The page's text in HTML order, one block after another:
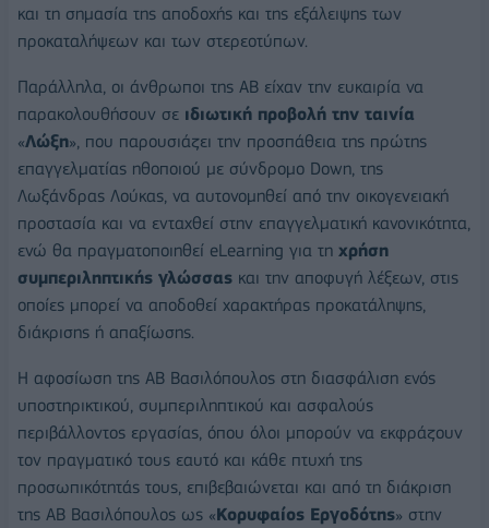
και τη σημασία της αποδοχής και της εξάλειψης των
προκαταλήψεων και των στερεοτύπων.
Παράλληλα, οι άνθρωποι της ΑΒ είχαν την ευκαιρία να
παρακολουθήσουν σε ιδιωτική προβολή την ταινία
«Λώξη», που παρουσιάζει την προσπάθεια της πρώτης
επαγγελματίας ηθοποιού με σύνδρομο Down, της
Λωξάνδρας Λούκας, να αυτονομηθεί από την οικογενειακή
προστασία και να ενταχθεί στην επαγγελματική κανονικότητα,
ενώ θα πραγματοποιηθεί eLearning για τη χρήση
συμπεριληπτικής γλώσσας και την αποφυγή λέξεων, στις
οποίες μπορεί να αποδοθεί χαρακτήρας προκατάληψης,
διάκρισης ή απαξίωσης.
Η αφοσίωση της ΑΒ Βασιλόπουλος στη διασφάλιση ενός
υποστηρικτικού, συμπεριληπτικού και ασφαλούς
περιβάλλοντος εργασίας, όπου όλοι μπορούν να εκφράζουν
τον πραγματικό τους εαυτό και κάθε πτυχή της
προσωπικότητάς τους, επιβεβαιώνεται και από τη διάκριση
της ΑΒ Βασιλόπουλος ως «Κορυφαίος Εργοδότης» στην